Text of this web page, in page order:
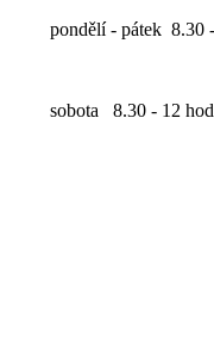
pondělí - pátek 8.30
sobota 8.30 - 12 hod